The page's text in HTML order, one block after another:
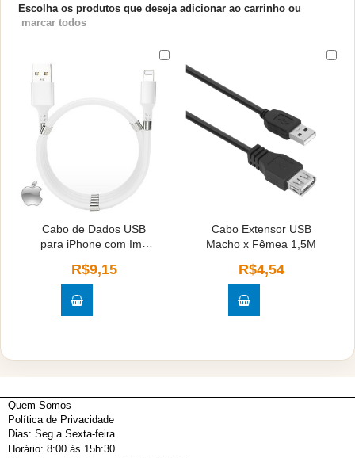
Escolha os produtos que deseja adicionar ao carrinho ou
marcar todos
Cabo de Dados USB
para iPhone com Imã
R$9,15
Cabo Extensor USB
Macho x Fêmea 1,5M
R$4,54
Quem Somos
Política de Privacidade
Dias: Seg a Sexta-feira
Horário: 8:00 às 15h:30